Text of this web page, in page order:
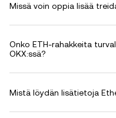
Missä voin oppia lisää
Onko ETH-rahakkeita
OKX:ssä?
Mistä löydän lisätietoja